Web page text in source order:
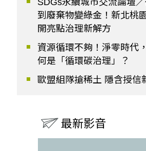
SDGs永續城市交流論壇
到廢棄物變綠金！新北桃
開亮點治理新解方
資源循環不夠！淨零時代
何是「循環碳治理」？
歐盟組隊搶稀土 隱含授信
最新影音